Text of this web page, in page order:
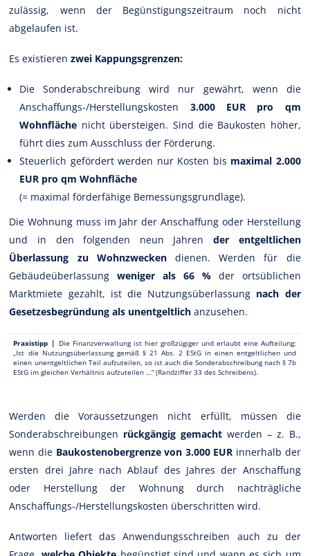
zulässig, wenn der Begünstigungszeitraum noch nicht
abgelaufen ist.
Es existierenzwei Kappungsgrenzen:
Die Sonderabschreibung wird nur gewährt, wenn die
Anschaffungs-/Herstellungskosten 3.000 EUR pro qm
Wohnfläche nicht übersteigen. Sind die Baukosten höher,
führt dies zum Ausschluss der Förderung.
Steuerlich gefördert werden nur Kosten bis maximal 2.000
EUR pro qm Wohnfläche
(= maximal förderfähige Bemessungsgrundlage).
Die Wohnung muss im Jahr der Anschaffung oder Herstellung
und in den folgenden neun Jahren der entgeltlichen
Überlassung zu Wohnzweckendienen. Werden für die
Gebäudeüberlassungweniger als 66 %der ortsüblichen
Marktmiete gezahlt, ist die Nutzungsüberlassung nach der
Gesetzesbegründung als unentgeltlich anzusehen.
Praxistipp | Die Finanzverwaltung ist hier großzügiger und erlaubt eine Aufteilung:
„Ist die Nutzungsüberlassung gemäß § 21 Abs. 2 EStG in einen entgeltlichen und
einen unentgeltlichen Teil aufzuteilen, so ist auch die Sonderabschreibung nach § 7b
EStG im gleichen Verhältnis aufzuteilen …“ (Randziffer 33 des Schreibens).
Werden die Voraussetzungen nicht erfüllt, müssen die
Sonderabschreibungen rückgängig gemacht werden – z. B.,
wenn die Baukostenobergrenze von 3.000 EUR innerhalb der
ersten drei Jahre nach Ablauf des Jahres der Anschaffung
oder Herstellung der Wohnung durch nachträgliche
Anschaffungs-/Herstellungskosten überschritten wird.
Antworten liefert das Anwendungsschreiben auch zu der